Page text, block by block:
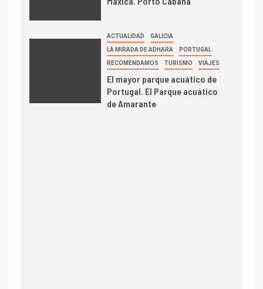
ACTUALIDAD GALICIA
LA MIRADA DE ADHARA PORTUGAL
RECOMENDAMOS TURISMO VIAJES
El mayor parque acuático de
Portugal. El Parque acuático
de Amarante